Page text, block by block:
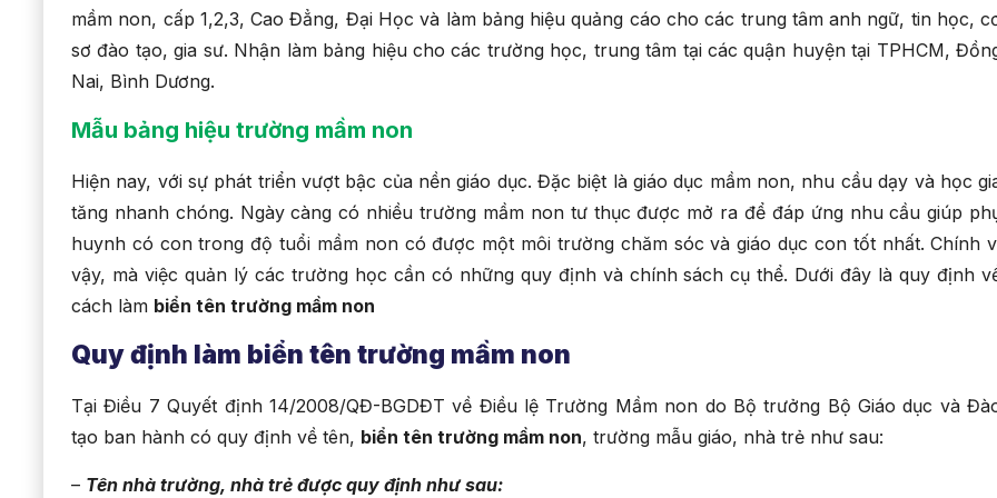
mầm non, cấp 1,2,3, Cao Đẳng, Đại Học và làm bảng hiệu quảng cáo cho các trung tâm anh ngữ, tin học,
sơ đào tạo, gia sư. Nhận làm bảng hiệu cho các trường học, trung tâm tại các quận huyện tại TPHCM,
Nai, Bình Dương.
Mẫu bảng hiệu trường mầm non
Hiện nay, với sự phát triển vượt bậc của nền giáo dục. Đặc biệt là giáo dục mầm non, nhu cầu dạy và học
tăng nhanh chóng. Ngày càng có nhiều trường mầm non tư thục được mở ra để đáp ứng nhu cầu giúp
huynh có con trong độ tuổi mầm non có được một môi trường chăm sóc và giáo dục con tốt nhất. Chính
vậy, mà việc quản lý các trường học cần có những quy định và chính sách cụ thể. Dưới đây là quy định
cách làm biển tên trường mầm non
Quy định làm biển tên trường mầm non
Tại Điều 7 Quyết định 14/2008/QĐ-BGDĐT về Điều lệ Trường Mầm non do Bộ trưởng Bộ Giáo dục và
tạo ban hành có quy định về tên, biển tên trường mầm non, trường mẫu giáo, nhà trẻ như sau:
– Tên nhà trường, nhà trẻ được quy định như sau: